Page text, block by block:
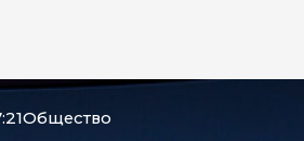
Общество